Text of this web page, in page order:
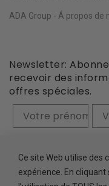
ADA Group - Á propos de
Newsletter:
recevoir des
offres spéciales.
Prénom
Ce site Web utilise des
expérience. En